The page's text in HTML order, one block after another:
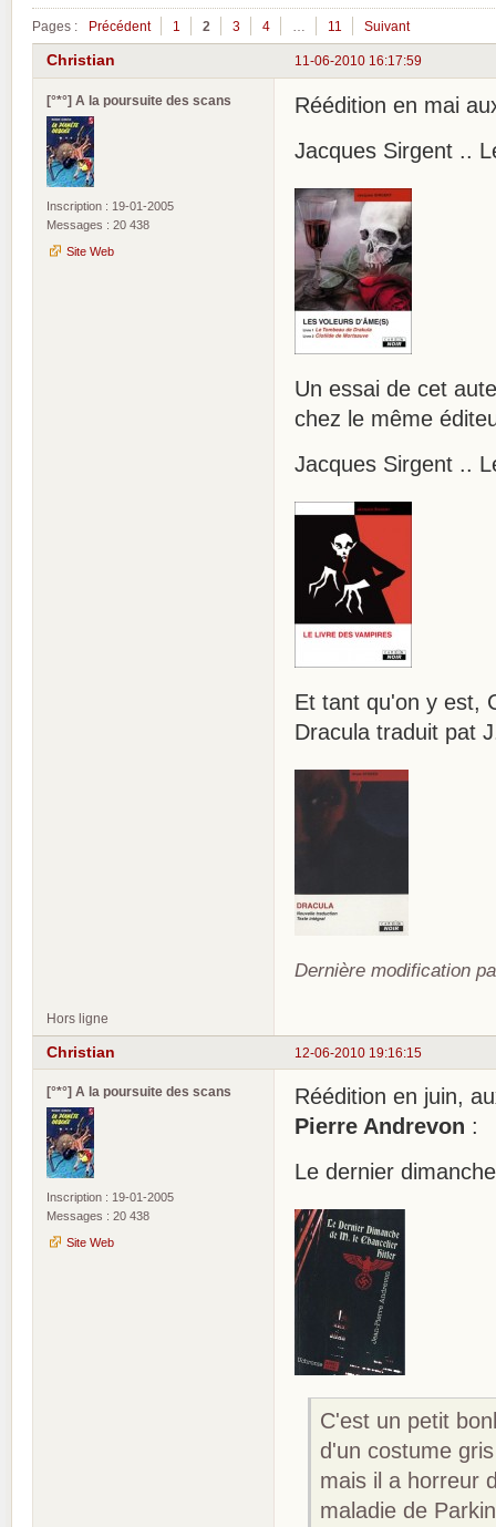
Pages : Précédent 1 2 3 4 11 Suivant
11-06-2010 16:17:59
Christian
[°*°] A la poursuite des scans
Inscription : 19-01-2005
Messages : 20 438
Site Web
Réédition en mai
Jacques Sirgent ..
Un essai de cet
chez le même
Jacques Sirgent ..
Et tant qu'on y est,
Dracula traduit pat
Dernière modification
Hors ligne
12-06-2010 19:16:15
Christian
[°*°] A la poursuite des scans
Inscription : 19-01-2005
Messages : 20 438
Site Web
Réédition en juin,
Pierre Andrevon :
Le dernier
C'est un petit
d'un costume
mais il a horreur
maladie de